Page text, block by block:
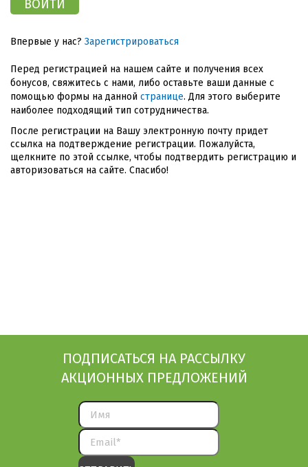
Впервые у нас? Зарегистрироваться
Перед регистрацией на нашем сайте и получения всех
бонусов, свяжитесь с нами, либо оставьте ваши данные с
помощью формы на данной странице. Для этого выберите
наиболее подходящий тип сотрудничества.
После регистрации на Вашу электронную почту придет
ссылка на подтверждение регистрации. Пожалуйста,
щелкните по этой ссылке, чтобы подтвердить регистрацию и
авторизоваться на сайте. Спасибо!
ПОДПИСАТЬСЯ НА РАССЫЛКУ
АКЦИОННЫХ ПРЕДЛОЖЕНИЙ